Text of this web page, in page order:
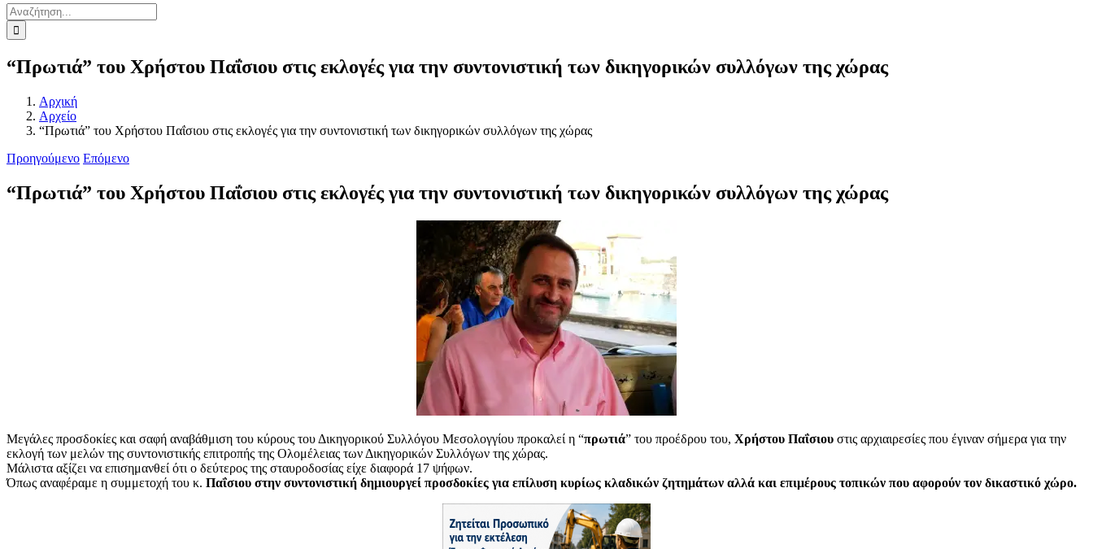
Αναζήτηση
για:
“Πρωτιά” του Χρήστου Παΐσιου στις εκλογές για την συντονιστική των δικηγορικών συλλόγων της χώρας
Αρχική
Αρχείο
“Πρωτιά” του Χρήστου Παΐσιου στις εκλογές για την συντονιστική των δικηγορικών συλλόγων της χώρας
Προηγούμενο Επόμενο
“Πρωτιά” του Χρήστου Παΐσιου στις εκλογές για την συντονιστική των δικηγορικών συλλόγων της χώρας
Μεγάλες προσδοκίες και σαφή αναβάθμιση του κύρους του Δικηγορικού Συλλόγου Μεσολογγίου προκαλεί η “πρωτιά” του προέδρου του, Χρήστου Παΐσιου στις αρχιαιρεσίες που έγιναν σήμερα για την
εκλογή των μελών της συντονιστικής επιτροπής της Ολομέλειας των Δικηγορικών Συλλόγων της χώρας.
Μάλιστα αξίζει να επισημανθεί ότι ο δεύτερος της σταυροδοσίας είχε διαφορά 17 ψήφων.
Όπως αναφέραμε η συμμετοχή του κ. Παΐσιου στην συντονιστική δημιουργεί προσδοκίες για επίλυση κυρίως κλαδικών ζητημάτων αλλά και επιμέρους τοπικών που αφορούν τον δικαστικό χώρο.